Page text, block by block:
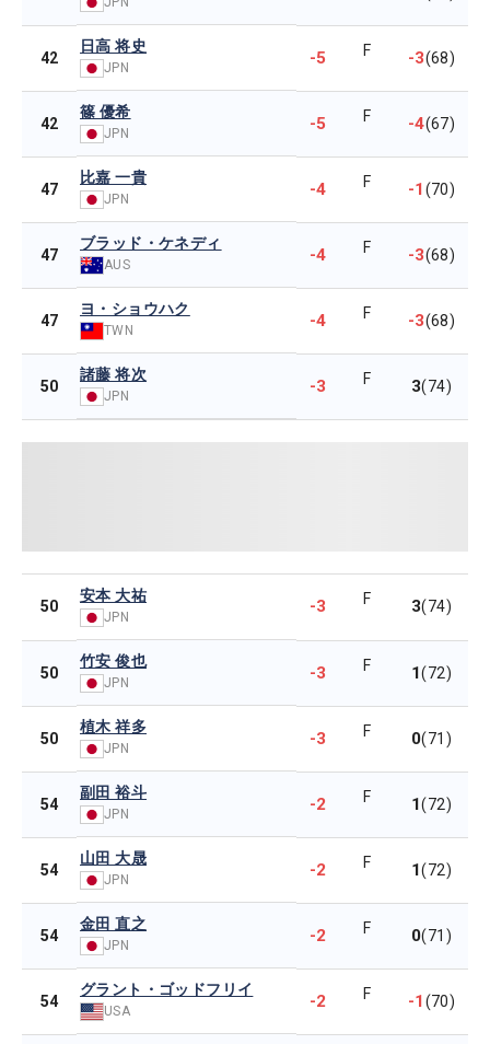
42
日高 将史
JPN -5 F -3(68)
42
篠 優希
JPN -5 F -4(67)
47
比嘉 一貴
JPN -4 F -1(70)
47
ブラッド・ケネディ
AUS -4 F -3(68)
47
ヨ・ショウハク
TWN -4 F -3(68)
50
諸藤 将次
JPN -3 F 3(74)
50
安本 大祐
JPN
-3 F 3(74)
50
竹安 俊也
JPN -3 F 1(72)
50
植木 祥多
JPN -3 F 0(71)
54
副田 裕斗
JPN -2 F 1(72)
54
山田 大晟
JPN -2 F 1(72)
54
金田 直之
JPN -2 F 0(71)
54
グラント・ゴッドフリイ
USA -2 F -1(70)